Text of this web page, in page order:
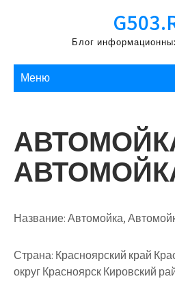
Блог
Меню
Название:Автомойка,
Страна: Красноярский край
округ Красноярск Кировский